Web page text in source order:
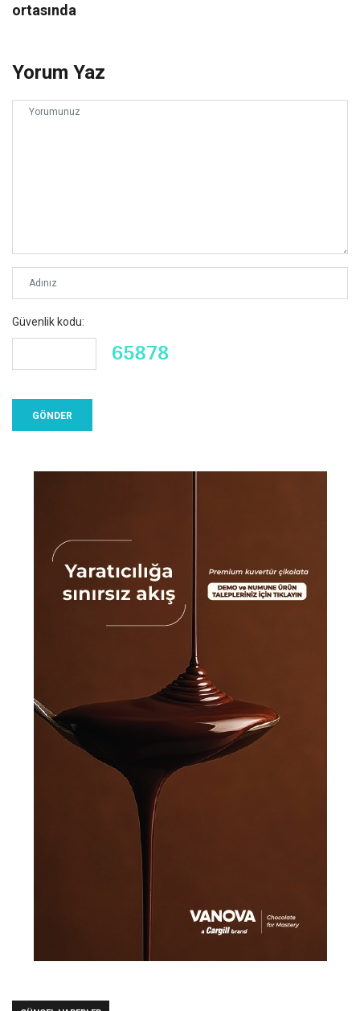
ortasında
Yorum Yaz
Güvenlik kodu: